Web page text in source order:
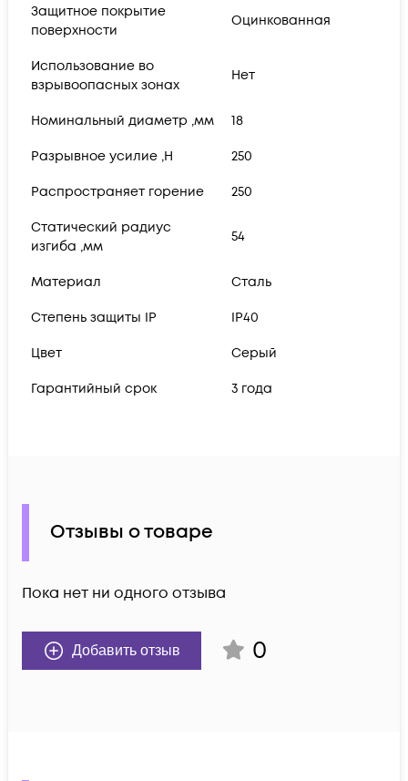
Защитное покрытие
поверхности
Оцинкованная
Использование во
взрывоопасных зонах
Нет
Номинальный диаметр ,мм 18
Разрывное усилие ,Н 250
Распространяет горение 250
Статический радиус
изгиба ,мм
54
Материал Сталь
Степень защиты IP IP40
Цвет Серый
Гарантийный срок 3 года
Отзывы о товаре
Пока нет ни одного отзыва
Добавить отзыв 0